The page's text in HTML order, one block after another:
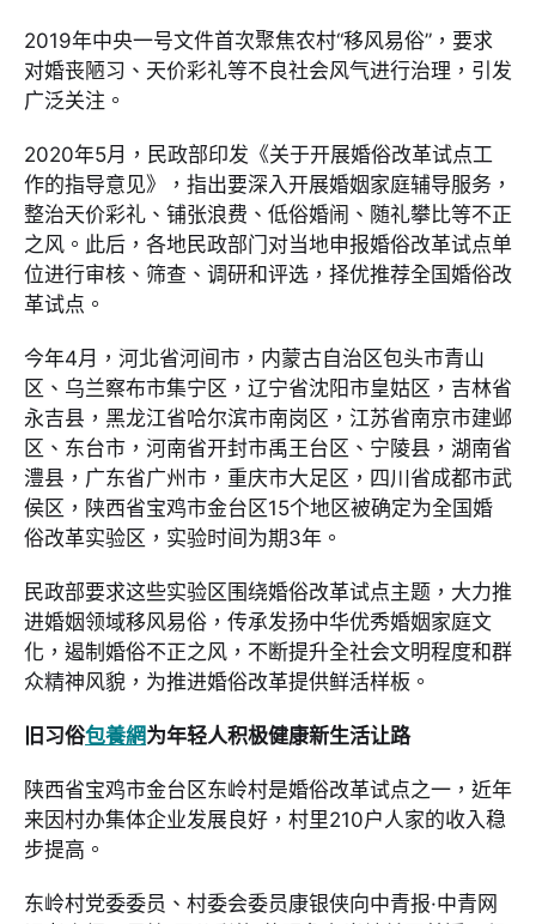
2019年中央一号文件首次聚焦农村“移风易俗”，要求
对婚丧陋习、天价彩礼等不良社会风气进行治理，引发
广泛关注。
2020年5月，民政部印发《关于开展婚俗改革试点工
作的指导意见》，指出要深入开展婚姻家庭辅导服务，
整治天价彩礼、铺张浪费、低俗婚闹、随礼攀比等不正
之风。此后，各地民政部门对当地申报婚俗改革试点单
位进行审核、筛查、调研和评选，择优推荐全国婚俗改
革试点。
今年4月，河北省河间市，内蒙古自治区包头市青山
区、乌兰察布市集宁区，辽宁省沈阳市皇姑区，吉林省
永吉县，黑龙江省哈尔滨市南岗区，江苏省南京市建邺
区、东台市，河南省开封市禹王台区、宁陵县，湖南省
澧县，广东省广州市，重庆市大足区，四川省成都市武
侯区，陕西省宝鸡市金台区15个地区被确定为全国婚
俗改革实验区，实验时间为期3年。
民政部要求这些实验区围绕婚俗改革试点主题，大力推
进婚姻领域移风易俗，传承发扬中华优秀婚姻家庭文
化，遏制婚俗不正之风，不断提升全社会文明程度和群
众精神风貌，为推进婚俗改革提供鲜活样板。
旧习俗包養網为年轻人积极健康新生活让路
陕西省宝鸡市金台区东岭村是婚俗改革试点之一，近年
来因村办集体企业发展良好，村里210户人家的收入稳
步提高。
东岭村党委委员、村委会委员康银侠向中青报·中青网